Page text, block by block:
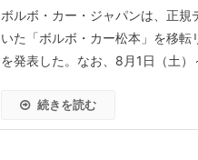
ボルボ・カー・ジャパンは、正
いた「ボルボ・カー松本」を移
を発表した。なお、8月1日（土
続きを読む